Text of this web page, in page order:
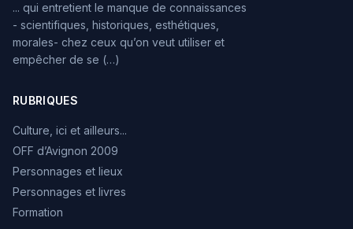
... qui entretient le manque de connaissances
- scientifiques, historiques, esthétiques,
morales- chez ceux qu’on veut utiliser et
empêcher de se (…)
RUBRIQUES
Culture, ici et ailleurs...
OFF d’Avignon 2009
Personnages et lieux
Personnages et livres
Formation